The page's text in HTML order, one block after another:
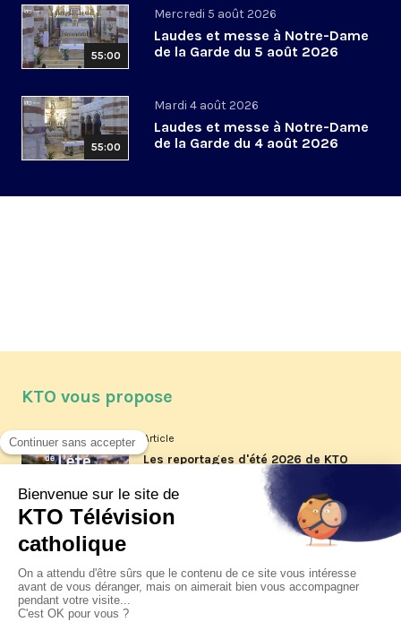
55:00
Mercredi 5 août 2026
Laudes et messe à Notre-Dame
de la Garde du 5 août 2026
55:00
Mardi 4 août 2026
Laudes et messe à Notre-Dame
de la Garde du 4 août 2026
KTO vous propose
Article
Les reportages d'été 2026 de KTO
Article
La visite pastorale du pape Léon
jeudi 6 août